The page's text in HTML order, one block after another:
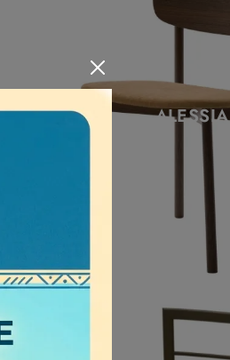
ALESSIA